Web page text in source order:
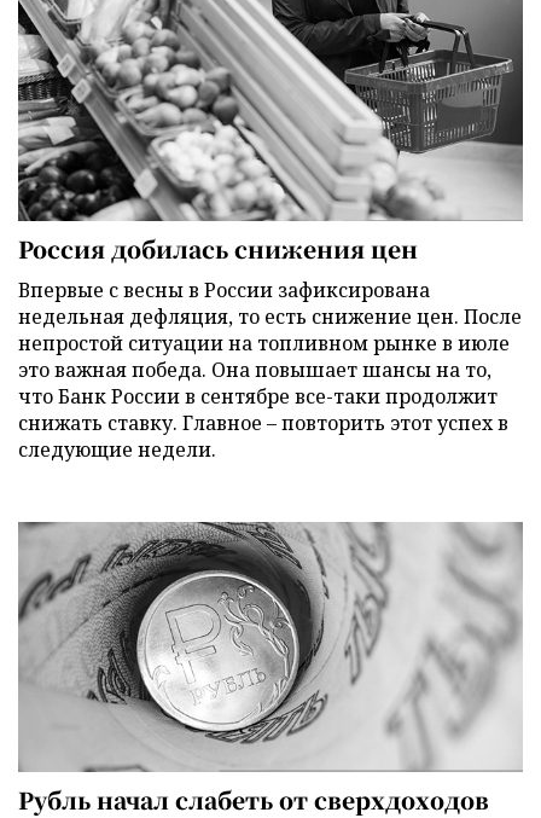
Россия добилась снижения цен
Впервые с весны в России зафиксирована
недельная дефляция, то есть снижение цен. После
непростой ситуации на топливном рынке в июле
это важная победа. Она повышает шансы на то,
что Банк России в сентябре все-таки продолжит
снижать ставку. Главное – повторить этот успех в
следующие недели.
Рубль начал слабеть от сверхдоходов